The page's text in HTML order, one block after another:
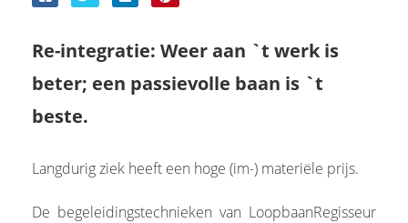
Re-integratie: Weer aan `t werk is
beter; een passievolle baan is `t
beste.
Langdurig ziek heeft een hoge (im-) materiële prijs.
De begeleidingstechnieken van LoopbaanRegisseur
website-
van